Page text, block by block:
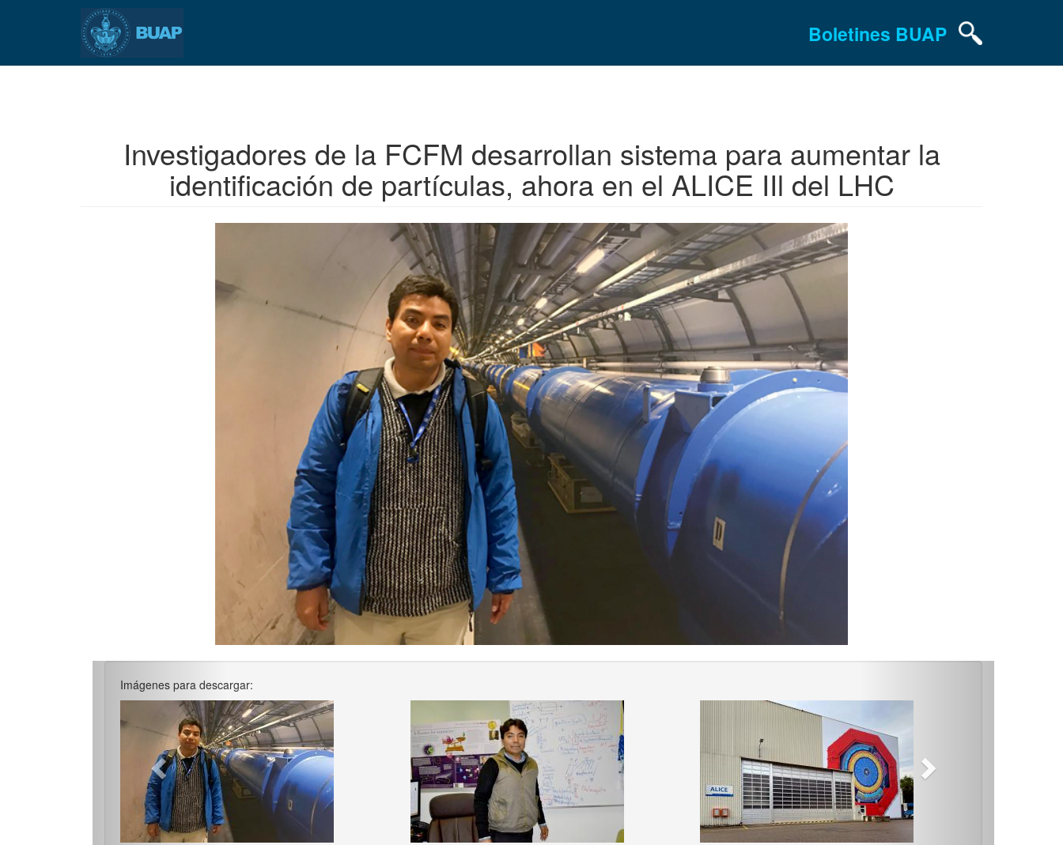
Boletines BUAP
Investigadores de la FCFM desarrollan sistema para aumentar la
identificación de partículas, ahora en el ALICE IIl del LHC
Imágenes para descargar:
Previous